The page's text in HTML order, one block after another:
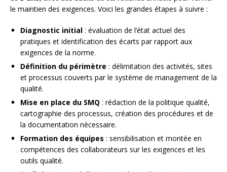
le maintien des exigences. Voici les grandes étapes à suivre :
Diagnostic initial : évaluation de l’état actuel des
pratiques et identification des écarts par rapport aux
exigences de la norme.
Définition du périmètre : délimitation des activités, sites
et processus couverts par le système de management de la
qualité.
Mise en place du SMQ : rédaction de la politique qualité,
cartographie des processus, création des procédures et de
la documentation nécessaire.
Formation des équipes : sensibilisation et montée en
compétences des collaborateurs sur les exigences et les
outils qualité.